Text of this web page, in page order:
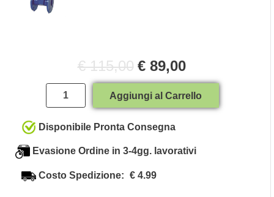
€ 115,00 € 89,00
Quantità
Aggiungi al Carrello
Disponibile Pronta Consegna
Evasione Ordine in 3-4gg. lavorativi
Costo Spedizione: € 4.99